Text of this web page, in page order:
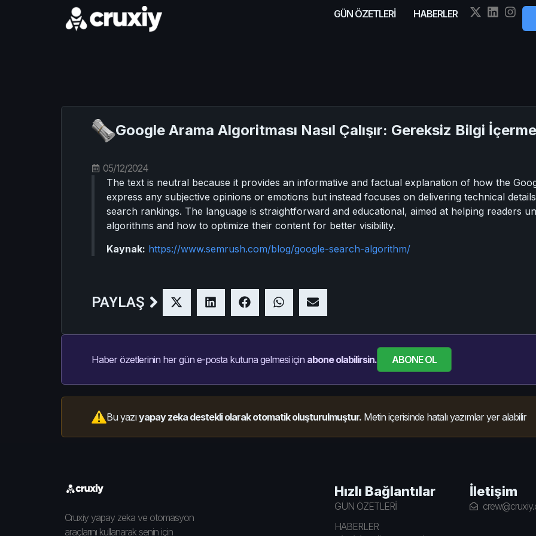
GÜN ÖZETLERİ HABERLER
Google Arama Algoritması Nasıl Çalışır: Gereksiz Bilgi
05/12/2024
The text is neutral because it provides an informative and factual explanation of how the
express any subjective opinions or emotions but instead focuses on delivering technical
search rankings. The language is straightforward and educational, aimed at helping readers
algorithms and how to optimize their content for better visibility.
Kaynak: https://www.semrush.com/blog/google-search-algorithm/
PAYLAŞ
Haber özetlerinin her gün e-posta kutuna gelmesi için abone olabilirsin. ABONE OL
Bu yazıyapay zeka destekli olarak otomatik oluşturulmuştur. Metin içerisinde hatalı yazımlar yer alabilir
Cruxiy yapay zeka ve otomasyon
araçlarını kullanarak senin için
Hızlı Bağlantılar
GÜN ÖZETLERİ
HABERLER
İletişim